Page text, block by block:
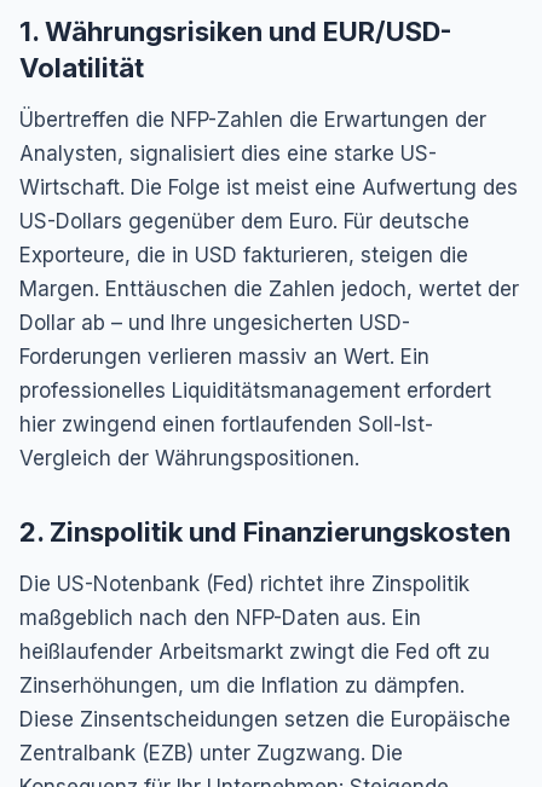
1. Währungsrisiken und EUR/USD-
Volatilität
Übertreffen die NFP-Zahlen die Erwartungen der
Analysten, signalisiert dies eine starke US-
Wirtschaft. Die Folge ist meist eine Aufwertung des
US-Dollars gegenüber dem Euro. Für deutsche
Exporteure, die in USD fakturieren, steigen die
Margen. Enttäuschen die Zahlen jedoch, wertet der
Dollar ab – und Ihre ungesicherten USD-
Forderungen verlieren massiv an Wert. Ein
professionelles Liquiditätsmanagement erfordert
hier zwingend einen fortlaufenden Soll-Ist-
Vergleich der Währungspositionen.
2. Zinspolitik und Finanzierungskosten
Die US-Notenbank (Fed) richtet ihre Zinspolitik
maßgeblich nach den NFP-Daten aus. Ein
heißlaufender Arbeitsmarkt zwingt die Fed oft zu
Zinserhöhungen, um die Inflation zu dämpfen.
Diese Zinsentscheidungen setzen die Europäische
Zentralbank (EZB) unter Zugzwang. Die